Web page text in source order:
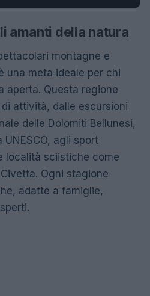
amanti della natura
montagne e
una meta ideale per chi
aperta. Questa regione
di attività, dalle escursioni
delle Dolomiti Bellunesi,
UNESCO, agli sport
località sciistiche come
Ogni stagione
adatte a famiglie,